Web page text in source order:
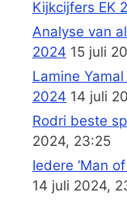
Kijkcijfers EK
Analyse van
2024 15 juli
Lamine
2024 14 juli
Rodri beste
2024, 23:25
Iedere ‘Man
14 juli 2024,